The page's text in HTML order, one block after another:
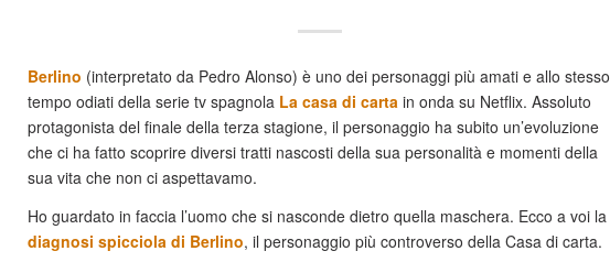
Berlino (interpretato da Pedro Alonso) è uno dei personaggi più amati e allo stesso
tempo odiati della serie tv spagnola La casa di carta in onda su Netflix. Assoluto
protagonista del finale della terza stagione, il personaggio ha subito un’evoluzione
che ci ha fatto scoprire diversi tratti nascosti della sua personalità e momenti della
sua vita che non ci aspettavamo.
Ho guardato in faccia l’uomo che si nasconde dietro quella maschera. Ecco a voi la
diagnosi spicciola di Berlino, il personaggio più controverso della Casa di carta.